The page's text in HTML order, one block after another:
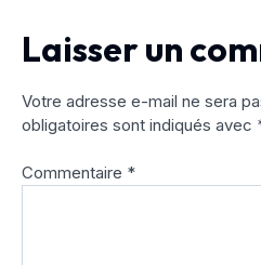
Laisser un
Votre adresse e-mail ne sera
obligatoires sont indiqués avec
Commentaire *